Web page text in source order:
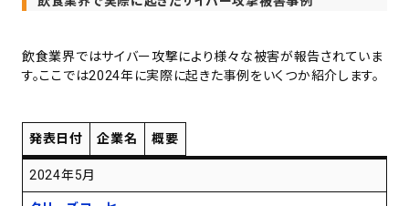
飲食業界ではサイバー攻撃により様々な被害が報告されていま
す。ここでは2024年に実際に起きた事例をいくつか紹介します。
発表日付 企業名 概要
2024年5月